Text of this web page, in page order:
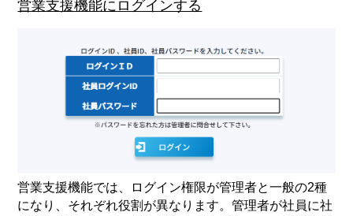
営業支援機能にログインする
営業支援機能では、ログイン権限が管理者と一般の2種
になり、それぞれ役割が異なります。管理者が社員に社